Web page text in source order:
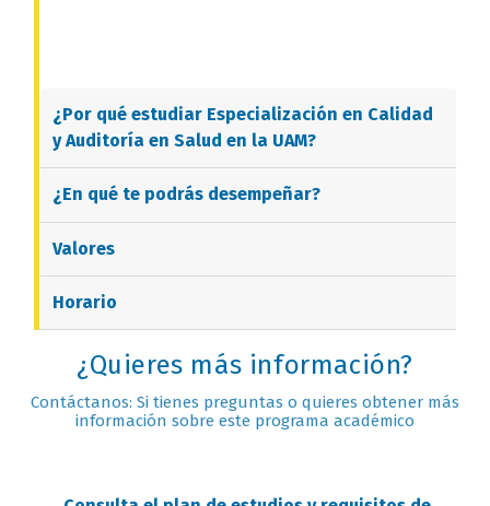
¿Por qué estudiar Especialización en Calidad
y Auditoría en Salud en la UAM?
¿En qué te podrás desempeñar?
Valores
Horario
¿Quieres más información?
Contáctanos: Si tienes preguntas o quieres obtener más
información sobre este programa académico